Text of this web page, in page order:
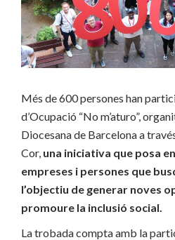
Més de 600 persones han
d’Ocupació “No m’aturo”,
Diocesana de Barcelona a
Cor, una iniciativa que posa
empreses i persones que
l’objectiu de generar noves
promoure la inclusió social.
La trobada compta amb la